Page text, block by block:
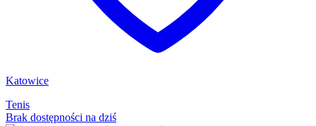
Katowice
Tenis
Brak dostępności na dziś